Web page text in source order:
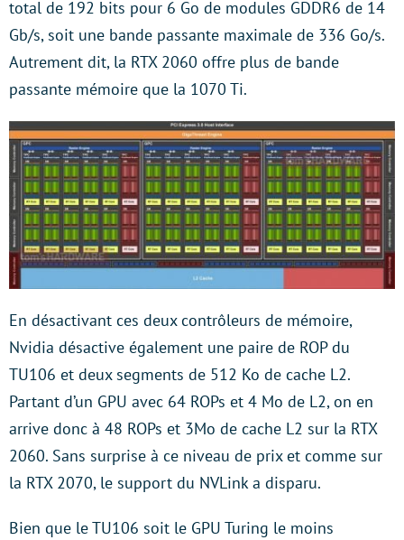
total de 192 bits pour 6 Go de modules GDDR6 de 14
Gb/s, soit une bande passante maximale de 336 Go/s.
Autrement dit, la RTX 2060 offre plus de bande
passante mémoire que la 1070 Ti.
En désactivant ces deux contrôleurs de mémoire,
Nvidia désactive également une paire de ROP du
TU106 et deux segments de 512 Ko de cache L2.
Partant d’un GPU avec 64 ROPs et 4 Mo de L2, on en
arrive donc à 48 ROPs et 3Mo de cache L2 sur la RTX
2060. Sans surprise à ce niveau de prix et comme sur
la RTX 2070, le support du NVLink a disparu.
Bien que le TU106 soit le GPU Turing le moins